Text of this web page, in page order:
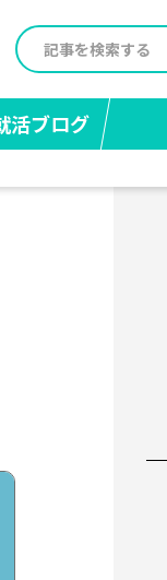
活ブログ